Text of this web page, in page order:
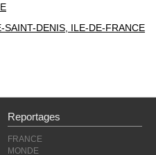
SAINT-DENIS, ILE-DE-FRANCE
Reportages
FRANCE
MONDE